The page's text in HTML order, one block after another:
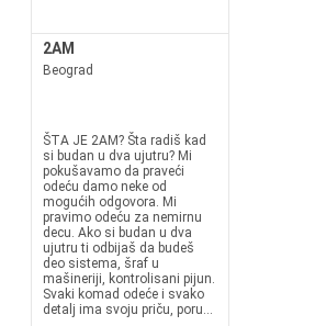
2AM
Beograd
ŠTA JE 2AM? Šta radiš kad
si budan u dva ujutru? Mi
pokušavamo da praveći
odeću damo neke od
mogućih odgovora. Mi
pravimo odeću za nemirnu
decu. Ako si budan u dva
ujutru ti odbijaš da budeš
deo sistema, šraf u
mašineriji, kontrolisani pijun.
Svaki komad odeće i svako
detalj ima svoju priču, poru...